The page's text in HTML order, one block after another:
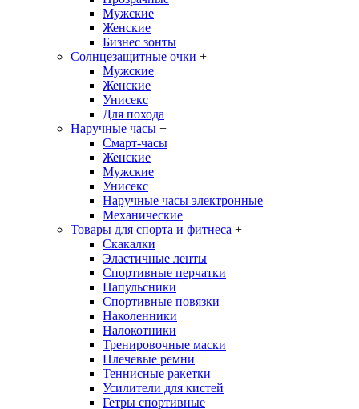
Мужские
Женские
Бизнес зонты
Солнцезащитные очки +
Мужские
Женские
Унисекс
Для похода
Наручные часы +
Смарт-часы
Женские
Мужские
Унисекс
Наручные часы электронные
Механические
Товары для спорта и фитнеса +
Скакалки
Эластичные ленты
Спортивные перчатки
Напульсники
Спортивные повязки
Наколенники
Налокотники
Тренировочные маски
Плечевые ремни
Теннисные ракетки
Усилители для кистей
Гетры спортивные